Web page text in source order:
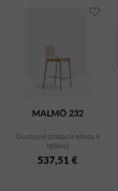
MALMÖ 232
Dostupné (dodacia lehota 4
týždne)
537,51 €